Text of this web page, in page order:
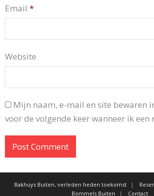
Email *
Website
Mijn naam, e-mail en site bewaren
voor de volgende keer wanneer ik een
Bakhuys Buiten, verleden heden toekomst
Bommels Buiten
Contact